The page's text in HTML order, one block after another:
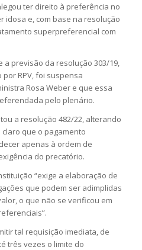
ter direito à preferência no
idosa e, com base na resolução
superpreferencial com
a previsão da resolução 303/19,
RPV, foi suspensa
Rosa Weber e que essa
pelo plenário.
a resolução 482/22, alterando
que o pagamento
apenas à ordem de
do precatório.
“exige a elaboração de
que podem ser adimplidas
o que não se verificou em
tal requisição imediata, de
três vezes o limite do